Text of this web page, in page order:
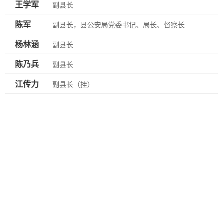
王学军 副县长
陈军 副县长，县公安局党委书记、局长、督察长
杨林涵 副县长
陈乃兵 副县长
江传力 副县长（挂）